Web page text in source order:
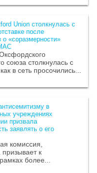
Union столкнулась с
после
о «соразмерности»
союза столкнулась с
в сеть просочились...
в
учреждениях
призвала
заявлять о его
комиссия,
к
более...